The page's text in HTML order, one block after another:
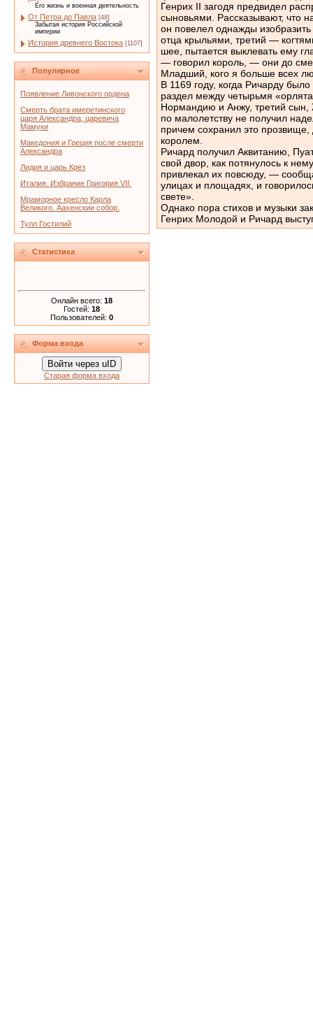
Его жизнь и военная деятельность
От Петра до Павла [48]
Забытая история Российской
империи
История древнего Востока [1107]
Популярное
Появление Ливонского ордена
Смерть брата имеретинского
царя Александра, царевича
Мамуки
Македония и Греция после смерти
Александра
Лидия и царь Крез
Италия. Избрание Григория VII.
Мраморное кресло Карла
Великого. Аахенскии собор.
Тулл Гостилий
Статистика
Онлайн всего: 18
Гостей: 18
Пользователей: 0
Форма входа
Войти через uID
Старая форма входа
Генрих II загодя предвидел
сыновьями. Рассказывают, что
он повелел однажды
отца крыльями, третий —
шее, пытается выклевать ему
— говорил король, — они до
Младший, кого я больше всех
В 1169 году, когда Ричарду
раздел между четырьмя
Нормандию и Анжу, третий
по малолетству не получил
причем сохранил это прозвище,
королем.
Ричард получил Аквитанию,
свой двор, как потянулось к
привлекал их повсюду, —
улицах и площадях, и
свете».
Однако пора стихов и музыки
Генрих Молодой и Ричард